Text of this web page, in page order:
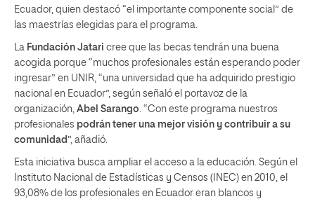
Ecuador, quien destacó “el importante componente social” de
las maestrías elegidas para el programa.
La Fundación Jatari cree que las becas tendrán una buena
acogida porque “muchos profesionales están esperando poder
ingresar” en UNIR, “una universidad que ha adquirido prestigio
nacional en Ecuador”, según señaló el portavoz de la
organización, Abel Sarango. “Con este programa nuestros
profesionales podrán tener una mejor visión y contribuir a su
comunidad”, añadió.
Esta iniciativa busca ampliar el acceso a la educación. Según el
Instituto Nacional de Estadísticas y Censos (INEC) en 2010, el
93,08% de los profesionales en Ecuador eran blancos y